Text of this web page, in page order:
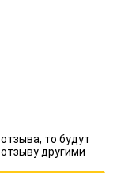
то будут
другими